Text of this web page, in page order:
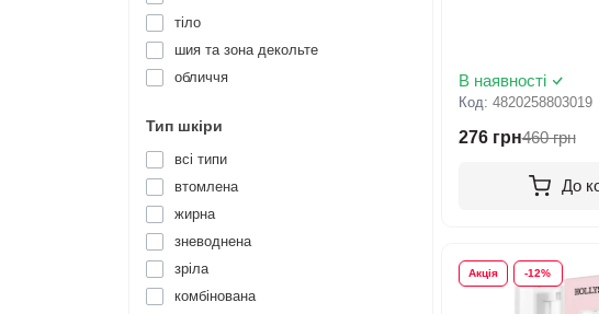
тіло
шия та зона декольте
обличчя
Тип шкіри
всі типи
втомлена
жирна
зневоднена
зріла
комбінована
В наявності
Код: 4820258803019
276 грн460 грн
До
Акція -12%